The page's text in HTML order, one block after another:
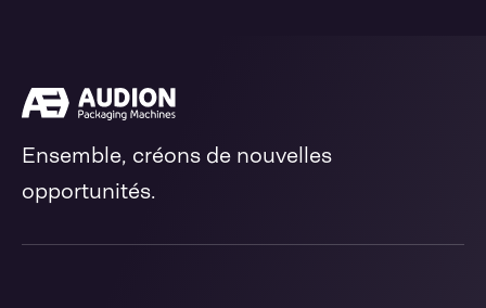
Ensemble, créons de nouvelles
opportunités.